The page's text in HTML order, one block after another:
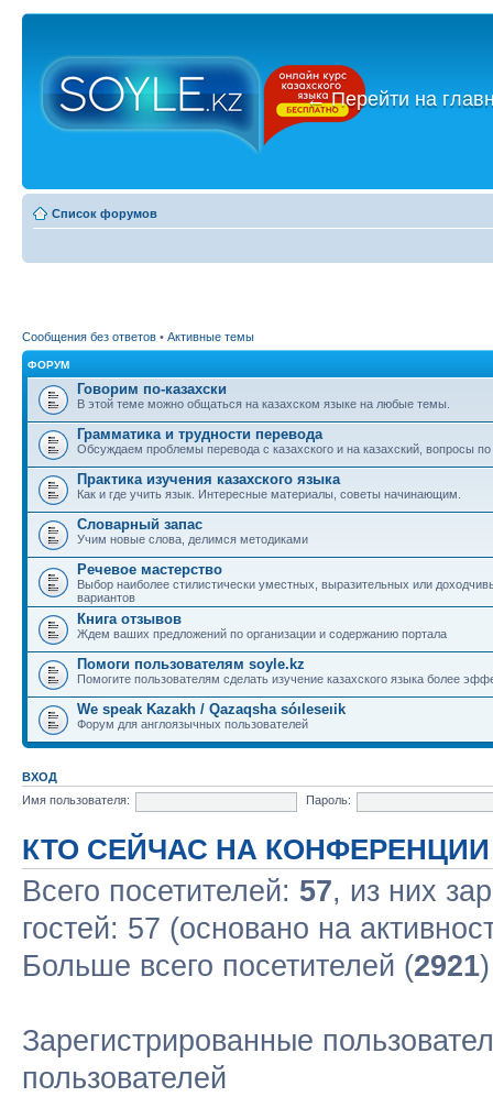
←Перейти на
Список форумов
Сообщения без ответов • Активные темы
ФОРУМ
Говорим по-казахски
В этой теме можно общаться на казахском языке на любые темы.
Грамматика и трудности перевода
Обсуждаем проблемы перевода с казахского и на казахский, вопросы
Практика изучения казахского языка
Как и где учить язык. Интересные материалы, советы начинающим.
Словарный запас
Учим новые слова, делимся методиками
Речевое мастерство
Выбор наиболее стилистически уместных, выразительных или
вариантов
Книга отзывов
Ждем ваших предложений по организации и содержанию портала
Помоги пользователям soyle.kz
Помогите пользователям сделать изучение казахского языка более
We speak Kazakh / Qazaqsha sóıleseıik
Форум для англоязычных пользователей
ВХОД
Имя пользователя:
Пароль:
КТО СЕЙЧАС НА КОНФЕРЕНЦИИ
Всего посетителей: 57, из них
гостей: 57 (основано на
Больше всего посетителей (2921
Зарегистрированные
пользователей